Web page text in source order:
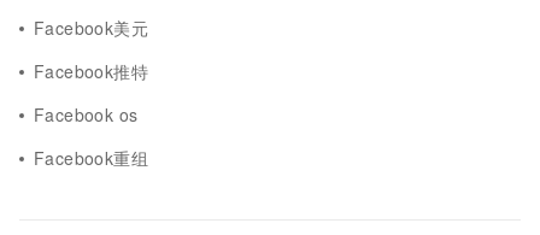
Facebook美元
Facebook推特
Facebook os
Facebook重组